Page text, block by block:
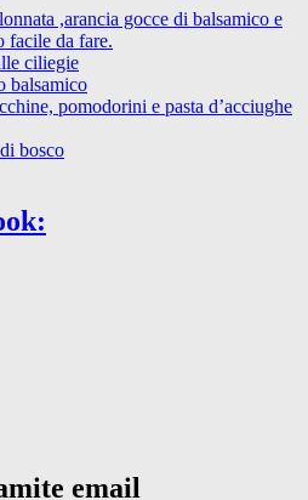
,arancia gocce di balsamico e
facile da fare.
ciliegie
balsamico
pomodorini e pasta d’acciughe
bosco
email